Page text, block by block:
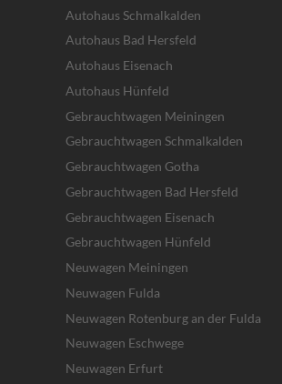
Autohaus Schmalkalden
Autohaus Bad Hersfeld
Autohaus Eisenach
Autohaus Hünfeld
Gebrauchtwagen Meiningen
Gebrauchtwagen Schmalkalden
Gebrauchtwagen Gotha
Gebrauchtwagen Bad Hersfeld
Gebrauchtwagen Eisenach
Gebrauchtwagen Hünfeld
Neuwagen Meiningen
Neuwagen Fulda
Neuwagen Rotenburg an der Fulda
Neuwagen Eschwege
Neuwagen Erfurt